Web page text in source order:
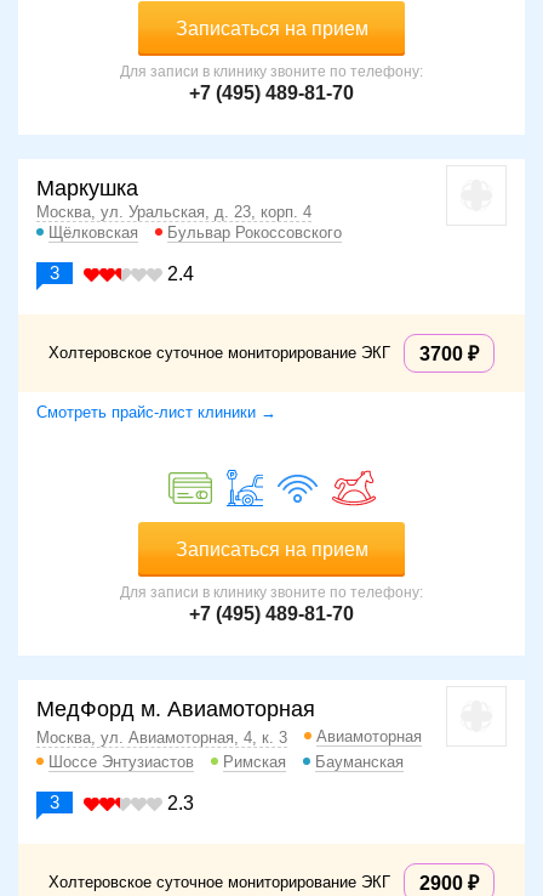
Записаться на прием
Для записи в клинику звоните по телефону:
+7 (495) 489-81-70
Маркушка
Москва, ул. Уральская, д. 23, корп. 4
Щёлковская
Бульвар Рокоссовского
3 2.4
Холтеровское суточное мониторирование ЭКГ 3700
Смотреть прайс-лист клиники →
Записаться на прием
Для записи в клинику звоните по телефону:
+7 (495) 489-81-70
МедФорд м. Авиамоторная
Москва, ул. Авиамоторная, 4, к. 3
Авиамоторная
Шоссе Энтузиастов
Римская Бауманская
3 2.3
Холтеровское суточное мониторирование ЭКГ 2900